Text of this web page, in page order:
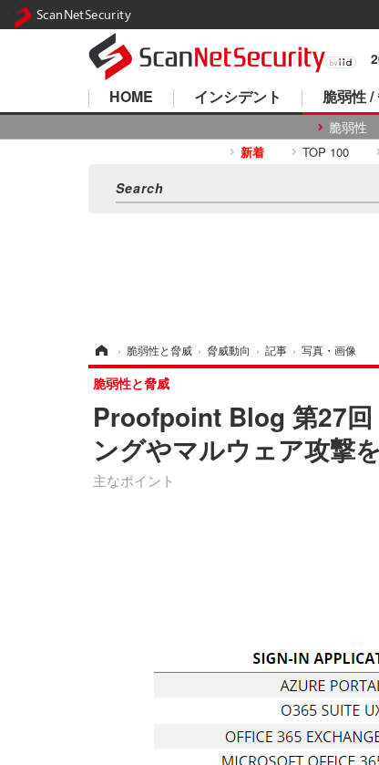
HOME インシデント 脆弱性 /
脆弱性
新着 TOP 100
› 脆弱性と脅威 › 脅威動向 › 記事 › 写真・画像
Proofpoint Blog 第27
ングやマルウェア攻撃
主なポイント
脆弱性と脅威
ScanNetSecurity